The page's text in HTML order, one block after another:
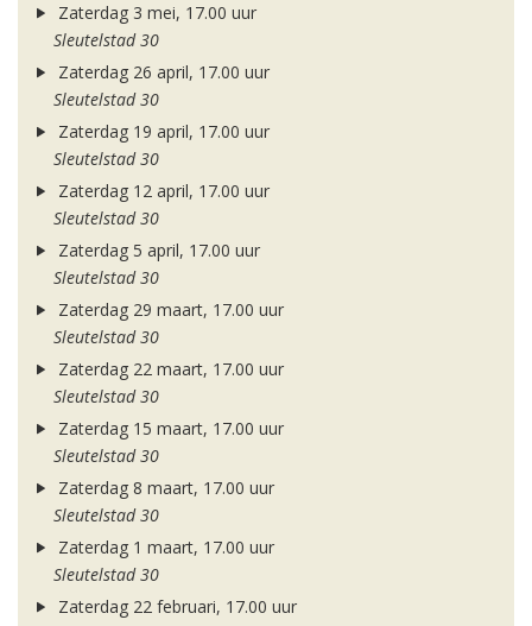
Zaterdag 3 mei, 17.00 uur
Sleutelstad 30
Zaterdag 26 april, 17.00 uur
Sleutelstad 30
Zaterdag 19 april, 17.00 uur
Sleutelstad 30
Zaterdag 12 april, 17.00 uur
Sleutelstad 30
Zaterdag 5 april, 17.00 uur
Sleutelstad 30
Zaterdag 29 maart, 17.00 uur
Sleutelstad 30
Zaterdag 22 maart, 17.00 uur
Sleutelstad 30
Zaterdag 15 maart, 17.00 uur
Sleutelstad 30
Zaterdag 8 maart, 17.00 uur
Sleutelstad 30
Zaterdag 1 maart, 17.00 uur
Sleutelstad 30
Zaterdag 22 februari, 17.00 uur